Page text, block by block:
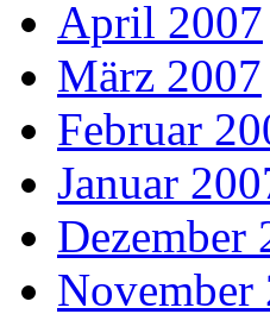
April 2007
März 2007
Februar
Januar
Dezember
November